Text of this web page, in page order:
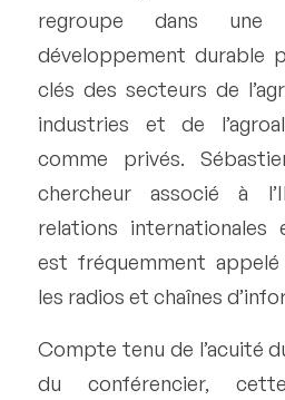
regroupe dans une
développement durable
clés des secteurs de
industries et de
comme privés.
chercheur associé à
relations internationales
est fréquemment appelé
les radios et chaînes
Compte tenu de l’acuité
du conférencier,